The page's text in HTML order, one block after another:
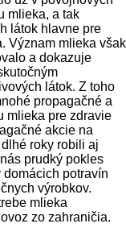
mlieka, a tak
látok hlavne pre
Význam mlieka však
a dokazuje
látok. Z toho
propagačné a
mlieka pre zdravie
akcie na
roky robili aj
prudký pokles
potravín
výrobkov.
mlieka
zo zahraničia.